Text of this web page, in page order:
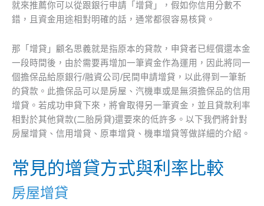
就來推薦你可以從跟銀行申請「增貸」，假如你信用分數不
錯，且資金用途相對明確的話，通常都很容易核貸。
那「增貸」顧名思義就是指原本的貸款，申貸者已經償還本金
一段時間後，由於需要再增加一筆資金作為運用，因此將同一
個擔保品給原銀行/融資公司/民間申請增貸，以此得到一筆新
的貸款。此擔保品可以是房屋、汽機車或是無須擔保品的信用
增貸。若成功申貸下來，將會取得另一筆資金，並且貸款利率
相對於其他貸款(二胎房貸)還要來的低許多。以下我們將針對
房屋增貸、信用增貸、原車增貸、機車增貸等做詳細的介紹。
常見的增貸方式與利率比較
房屋增貸